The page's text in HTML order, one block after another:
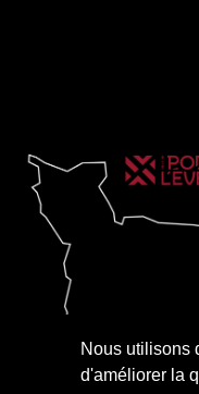
Nous utilisons
d'améliorer la